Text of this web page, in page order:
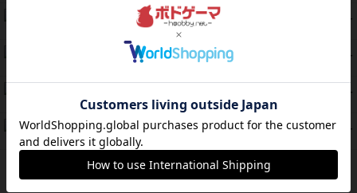
PT
12件の投稿
PT
1件の投稿
PT
紹介文なし 1件の投稿
42 PT
ドコジャン
紹介文あり 10件の投稿
※Apple、Apple のロゴ は、米国および他の国々で登録されたApple Inc.の商標です。